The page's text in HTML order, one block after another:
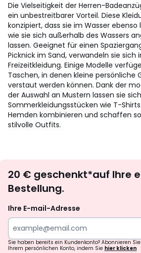
Die Vielseitigkeit der Herren-
ein unbestreitbarer Vorteil. Diese
konzipiert, dass sie im Wasser ebenso
wie sie sich außerhalb des Wassers
lassen. Geeignet für einen
Picknick im Sand, verwandeln sie sich
Freizeitkleidung. Einige Modelle
Taschen, in denen kleine persönliche
verstaut werden können. Dank der
der Auswahl an Mustern lassen sie
Sommerkleidungsstücken wie T-
Hemden kombinieren und schaffen
stilvolle Outfits.
20 € geschenkt*auf Ihre
Bestellung.
Ihre E-mail-Adresse
Sie haben bereits ein Kundenkonto? Abonnieren
Ihrem persönlichen Konto, indem Sie hier klicken